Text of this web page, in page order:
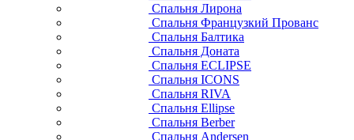
Спальня Лирона
Спальня Французкий Прованс
Спальня Балтика
Спальня Доната
Спальня ECLIPSE
Спальня ICONS
Спальня RIVA
Спальня Ellipse
Спальня Berber
Спальня Andersen